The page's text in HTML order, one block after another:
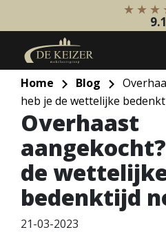
Koopaanbod
Bestaande bouw
Internationaal
Nieuwbouw
Bedrijfsaanbod
Huuraanbod
9.1
Home Blog
heb je de wettelijke
Overhaast
de
bedenktijd
21-03-2023